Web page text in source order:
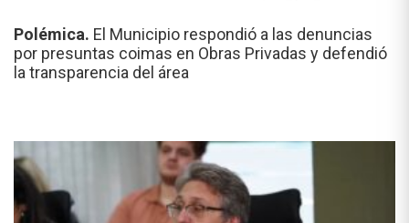
Polémica. El Municipio respondió a las denuncias
por presuntas coimas en Obras Privadas y defendió
la transparencia del área